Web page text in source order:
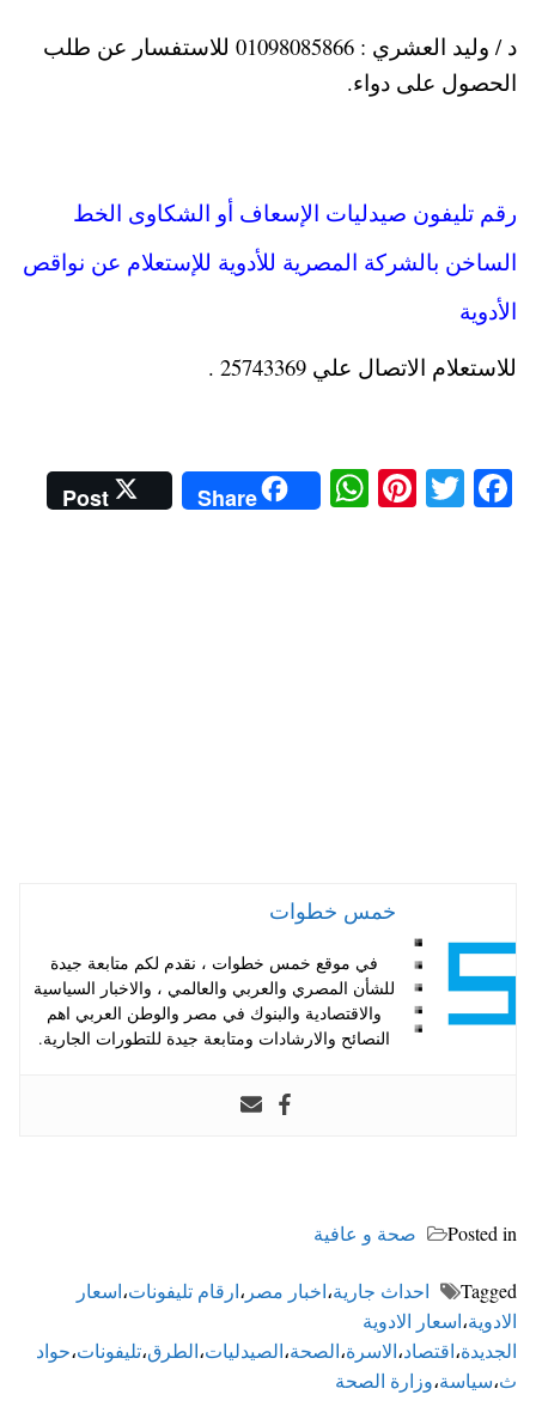
د / وليد العشري : 01098085866 للاستفسار عن طلب
الحصول على دواء.
رقم تليفون صيدليات الإسعاف أو الشكاوى الخط
الساخن بالشركة المصرية للأدوية للإستعلام عن نواقص
الأدوية
للاستعلام الاتصال علي 25743369 .
Fa
T
Pi
W
ha
Share
Post
خمس خطوات
في موقع خمس خطوات ، نقدم لكم متابعة جيدة
للشأن المصري والعربي والعالمي ، والاخبار السياسية
والاقتصادية والبنوك في مصر والوطن العربي اهم
النصائح والارشادات ومتابعة جيدة للتطورات الجارية.
Posted in صحة و عافية
Tagged احداث جارية،اخبار مصر ،ارقام تليفونات،اسعار
الادوية،اسعار الادوية
الجديدة،اقتصاد،الاسرة،الصحة،الصيدليات،الطرق،تليفونات،حواد
ث،سياسة،وزارة الصحة